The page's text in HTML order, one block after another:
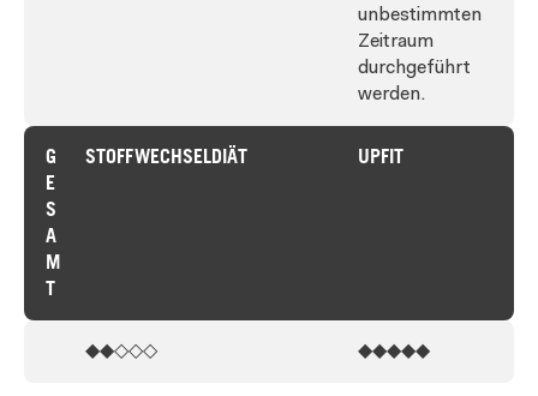
unbestimmten
Zeitraum
durchgeführt
werden.
G
E
S
A
M
T
STOFFWECHSELDIÄT UPFIT
◆◆◇◇◇ ◆◆◆◆◆